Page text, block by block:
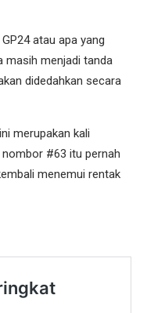
atau apa yang
masih menjadi tanda
didedahkan secara
merupakan kali
#63 itu pernah
menemui rentak